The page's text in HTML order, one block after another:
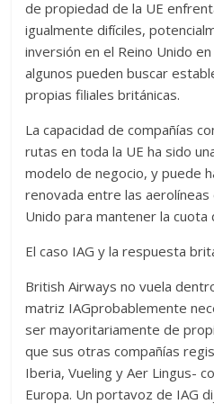
de propiedad de la UE
igualmente difíciles,
inversión en el Reino Unido
algunos pueden buscar
propias filiales británicas.
La capacidad de compañías
rutas en toda la UE ha sido
modelo de negocio, y puede
renovada entre las
Unido para mantener la cuota
El caso IAG y la respuesta
British Airways no vuela
matriz IAGprobablemente
ser mayoritariamente de
que sus otras compañías
Iberia, Vueling y Aer Lingus-
Europa. Un portavoz de IAG